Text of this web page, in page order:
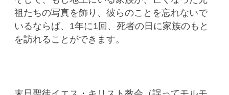
祖たちの写真を飾り、彼らのことを忘れないで
いるならば、1年に1回、死者の日に家族のもと
を訪れることができます。